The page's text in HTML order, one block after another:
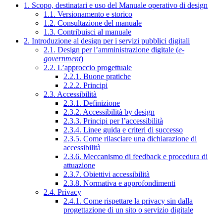
1. Scopo, destinatari e uso del Manuale operativo di design
1.1. Versionamento e storico
1.2. Consultazione del manuale
1.3. Contribuisci al manuale
2. Introduzione al design per i servizi pubblici digitali
2.1. Design per l’amministrazione digitale (e-
government)
2.2. L’approccio progettuale
2.2.1. Buone pratiche
2.2.2. Principi
2.3. Accessibilità
2.3.1. Definizione
2.3.2. Accessibilità by design
2.3.3. Principi per l’accessibilità
2.3.4. Linee guida e criteri di successo
2.3.5. Come rilasciare una dichiarazione di
accessibilità
2.3.6. Meccanismo di feedback e procedura di
attuazione
2.3.7. Obiettivi accessibilità
2.3.8. Normativa e approfondimenti
2.4. Privacy
2.4.1. Come rispettare la privacy sin dalla
progettazione di un sito o servizio digitale